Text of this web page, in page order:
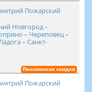
Пожарский
Новгород –
– Череповец –
– Санкт-
Пенсионная скидка
Пожарский